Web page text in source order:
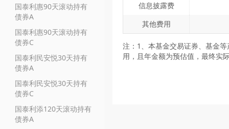
国泰利惠90天滚动持有
债券A
国泰利惠90天滚动持有
债券C
国泰利民安悦30天持有
债券A
国泰利民安悦30天持有
债券C
国泰利添120天滚动持有
债券A
信息披露费
其他费用
注：1、本基金交易证券、基金
用，且年金额为预估值，最终实